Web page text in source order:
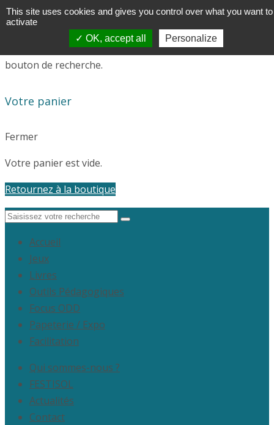
Saisissez votre recherche, et appuyez sur "entrée" ou le
bouton de recherche.
Votre panier
Fermer
Votre panier est vide.
Retournez à la boutique
Accueil
Jeux
Livres
Outils Pédagogiques
Focus ODD
Papeterie / Expo
Facilitation
Qui sommes-nous ?
FESTISOL
Actualités
Contact
This site uses cookies and gives you control over what you want to
activate
✓ OK, accept all
Personalize